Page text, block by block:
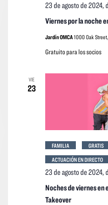
Viernes por la noche
23 de agosto de 2024,
Jardín OMCA1000 Oak
Gratuito para los socios
VIE
23
Noches de viernes en
Takeover
23 de agosto de 2024,
FAMILIA GRATIS
ACTUACIÓN EN DIRECTO